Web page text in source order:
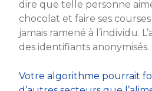
dire que telle personne
chocolat et faire ses courses
jamais ramené à l’individu.
des identifiants anonymisés.
Votre algorithme pourrait